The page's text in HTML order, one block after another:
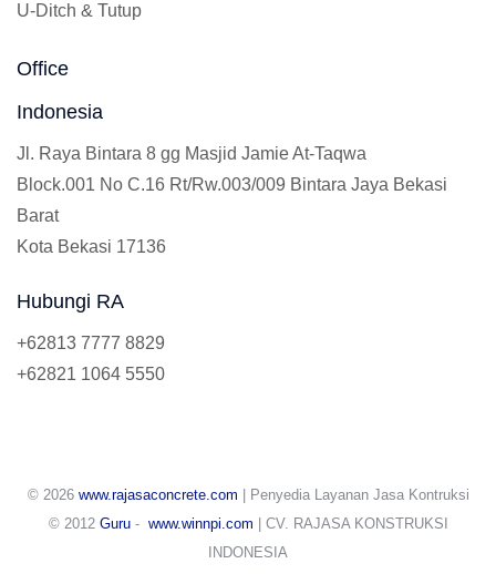
U-Ditch & Tutup
Office
Indonesia
Jl. Raya Bintara 8 gg Masjid Jamie At-Taqwa
Block.001 No C.16 Rt/Rw.003/009 Bintara Jaya Bekasi
Barat
Kota Bekasi 17136
Hubungi RA
+62813 7777 8829
+62821 1064 5550
© 2026 www.rajasaconcrete.com | Penyedia Layanan Jasa Kontruksi
© 2012 Guru- www.winnpi.com | CV. RAJASA KONSTRUKSI
INDONESIA